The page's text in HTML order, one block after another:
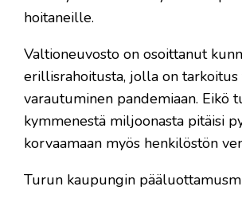
hoitaneille.
Valtioneuvosto on osoittanut
erillisrahoitusta, jolla on
varautuminen pandemiaan. Eikö
kymmenestä miljoonasta pitäisi
korvaamaan myös henkilöstön
Turun kaupungin